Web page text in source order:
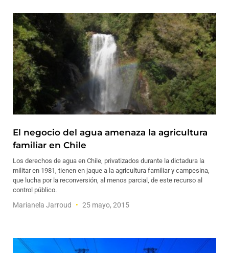
El negocio del agua amenaza la agricultura
familiar en Chile
Los derechos de agua en Chile, privatizados durante la dictadura la
militar en 1981, tienen en jaque a la agricultura familiar y campesina,
que lucha por la reconversión, al menos parcial, de este recurso al
control público.
Marianela Jarroud 25 mayo, 2015